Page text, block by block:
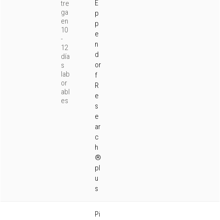
tre
ga
en
10
-
12
día
s
lab
or
abl
es
E
p
p
e
n
d
or
f
R
e
s
e
ar
c
h
®
pl
u
s
Pi